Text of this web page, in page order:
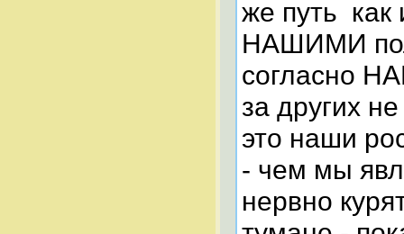
же путь как
НАШИМИ
согласно
за других
это наши
- чем мы
нервно